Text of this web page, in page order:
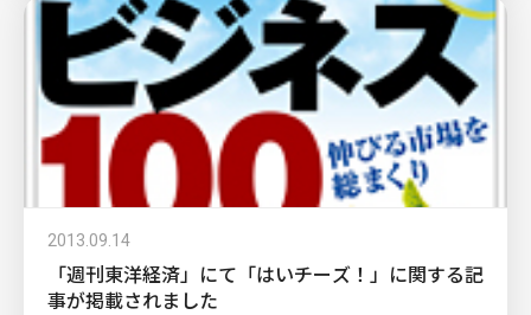
2013.09.14
「週刊東洋経済」にて「はいチーズ！」に関する記
事が掲載されました